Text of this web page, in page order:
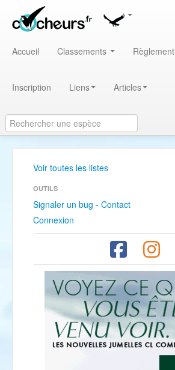
Accueil Classements Règlement
Inscription Liens Articles
Voir toutes les listes
OUTILS
Signaler un bug - Contact
Connexion